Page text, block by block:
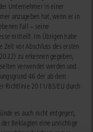
Unternehmer in einer
anzugeben hat, wenn er in
Fall – seine
mitteilt. Im Übrigen habe
Zeit vor Abschluss des ersten
zu erkennen gegeben,
verwendet werden und
46 der ab dem
Richtlinie 2011/83/EU durch
es auch nicht entgegen,
Beklagten eine unrichtige